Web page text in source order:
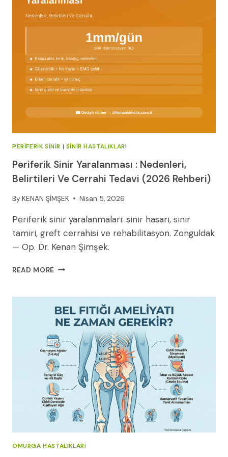
YÖNTEMLER
PERIFERIK SINIR | SINIR HASTALIKLARI
Periferik Sinir Yaralanması : Nedenleri,
Belirtileri Ve Cerrahi Tedavi (2026 Rehberi)
By KENAN ŞİMŞEK Nisan 5, 2026
Periferik sinir yaralanmaları: sinir hasarı, sinir
tamiri, greft cerrahisi ve rehabilitasyon. Zonguldak
— Op. Dr. Kenan Şimşek.
READ MORE PERIFERIK
:
NEDENLERI,
BELIRTILERI
CERRAHI
TEDAVI
(2026
REHBERI)
OMURGA HASTALIKLARI